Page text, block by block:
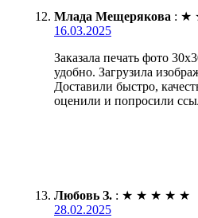
Млада Мещерякова : ★
16.03.2025
Заказала печать фото
удобно. Загрузила
Доставили быстро,
оценили и попросили
Любовь З. : ★ ★ ★ ★ ★
28.02.2025